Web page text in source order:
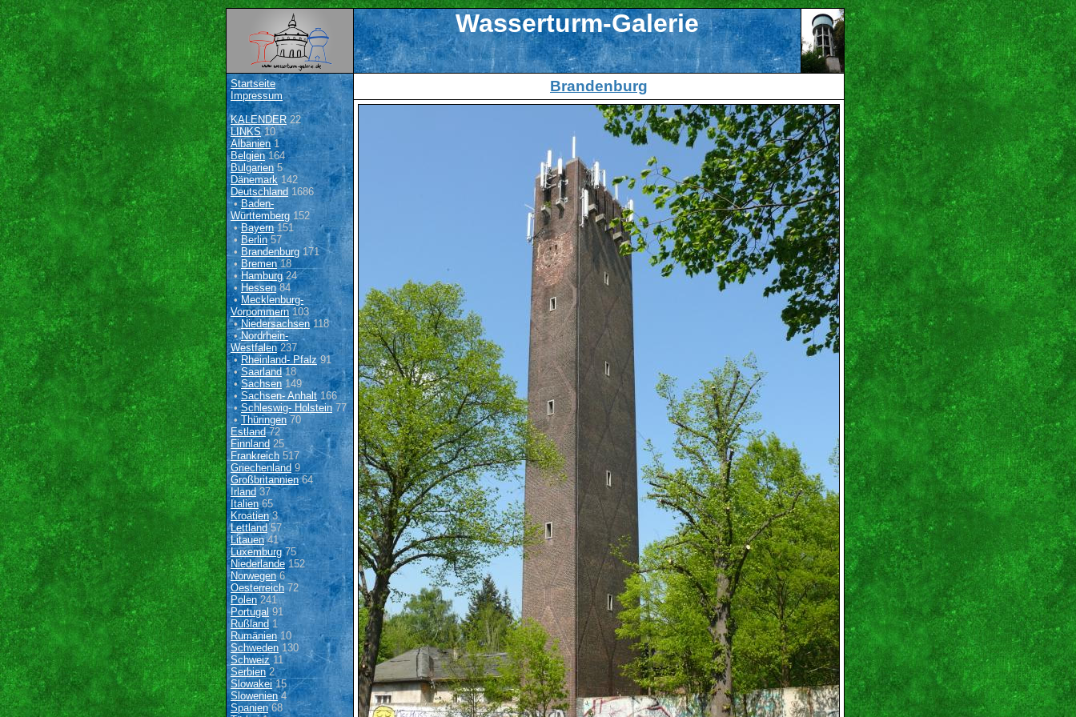
Wasserturm-Galerie
Startseite
Impressum
KALENDER22
LINKS10
Albanien1
Belgien164
Bulgarien 5
Dänemark142
Deutschland 1686
•Baden-
Württemberg 152
•Bayern151
•Berlin57
• Brandenburg171
• Bremen18
•Hamburg24
• Hessen84
•Mecklenburg-
Vorpommern103
•Niedersachsen 118
•Nordrhein-
Westfalen237
•Rheinland- Pfalz 91
•Saarland18
•Sachsen 149
•Sachsen- Anhalt166
•Schleswig- Holstein 77
• Thüringen 70
Estland72
Finnland25
Frankreich 517
Griechenland 9
Großbritannien64
Irland 37
Italien65
Kroatien3
Lettland57
Litauen41
Luxemburg75
Niederlande152
Norwegen6
Oesterreich 72
Polen241
Portugal 91
Rußland1
Rumänien10
Schweden 130
Schweiz 11
Serbien 2
Slowakei 15
Slowenien4
Spanien68
Brandenburg